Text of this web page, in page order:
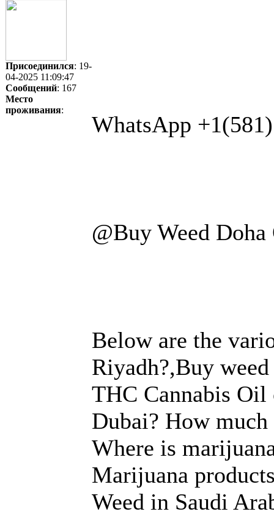
Присоединился: 19-
04-2025 11:09:47
Сообщений: 167
Место
проживания:
WhatsApp
@Buy Weed
Below are the
Riyadh?,Buy
THC Cannabis
Dubai? How
Where is
Marijuana
Weed in Saudi